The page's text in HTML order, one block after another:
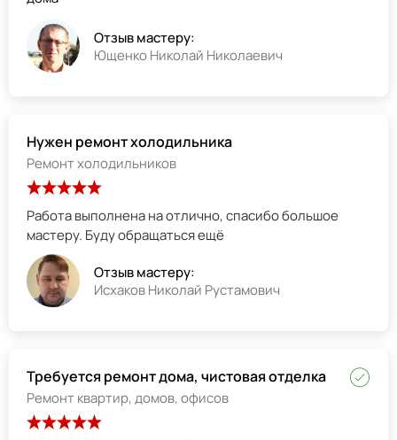
Отзыв мастеру:
Ющенко Николай Николаевич
Нужен ремонт холодильника
Ремонт холодильников
Работа выполнена на отлично, спасибо большое
мастеру. Буду обращаться ещё
Отзыв мастеру:
Исхаков Николай Рустамович
Требуется ремонт дома, чистовая отделка
Ремонт квартир, домов, офисов